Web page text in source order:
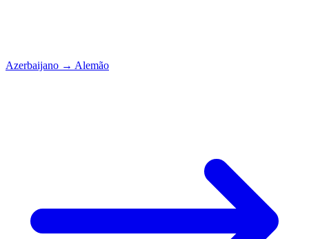
Azerbaijano → Alemão